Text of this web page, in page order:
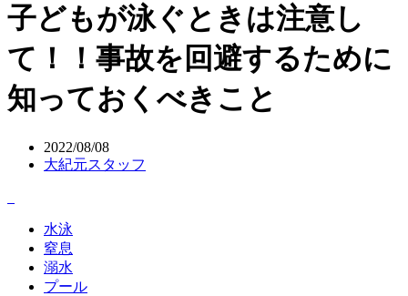
子どもが泳ぐときは注意し
て！！事故を回避するために
知っておくべきこと
2022/08/08
大紀元スタッフ
水泳
窒息
溺水
プール